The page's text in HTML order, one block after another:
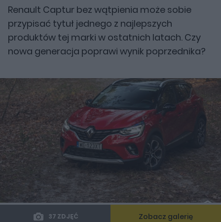
Renault Captur bez wątpienia może sobie
przypisać tytuł jednego z najlepszych
produktów tej marki w ostatnich latach. Czy
nowa generacja poprawi wynik poprzednika?
37 ZDJĘĆ Zobacz galerię